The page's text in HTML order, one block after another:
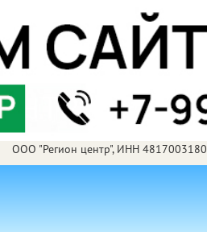
ООО "Регион центр", ИНН 4817003180